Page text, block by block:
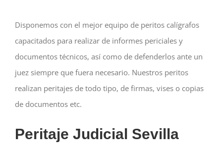
Disponemos con el mejor equipo de peritos calígrafos
capacitados para realizar de informes periciales y
documentos técnicos, así como de defenderlos ante un
juez siempre que fuera necesario. Nuestros peritos
realizan peritajes de todo tipo, de firmas, vises o copias
de documentos etc.
Peritaje Judicial Sevilla